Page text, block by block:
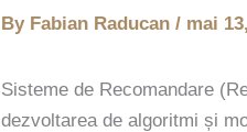
By Fabian Raducan / mai
Sisteme de Recomandare
dezvoltarea de algoritmi și